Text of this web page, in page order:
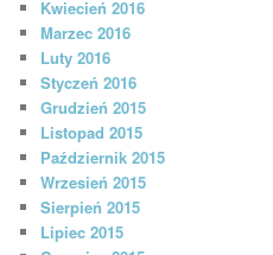
Kwiecień 2016
Marzec 2016
Luty 2016
Styczeń 2016
Grudzień 2015
Listopad 2015
Październik 2015
Wrzesień 2015
Sierpień 2015
Lipiec 2015